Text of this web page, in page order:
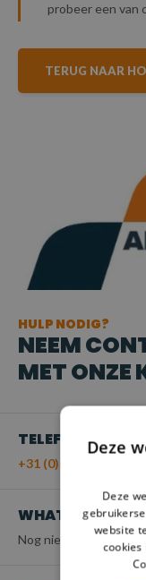
probeer een van
TERUG NAAR
HULP NODIG?
NEEM
MET ONZE
TELEFOON
+31 (0)55 - 203 21 43
WHATSAPP
Nog niet beschikbaar
Deze
Deze
website